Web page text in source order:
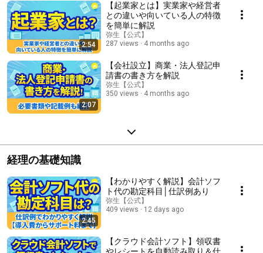
2:54
【起業家とは】実業家や経営者
との違いや向いている人の特徴
を簡単に解説
弥生【公式】
287 views
4 months ago
2:07
【会社設立】商業・法人登記申
請書の書き方を解説
弥生【公式】
350 views
4 months ago
経理の基礎知識
2:45
【わかりやすく解説】会計ソフ
ト代の勘定科目│仕訳例あり
弥生【公式】
409 views
12 days ago
【クラウド会計ソフト】領収書